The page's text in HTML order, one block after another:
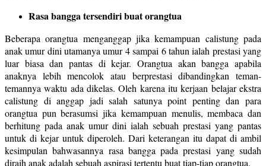
Rasa bangga tersendiri buat orangtua
Beberapa orangtua menganggap jika kemampuan calistung pada
anak umur dini utamanya umur 4 sampai 6 tahun ialah prestasi yang
luar biasa dan pantas di kejar. Orangtua akan bangga apabila
anaknya lebih mencolok atau berprestasi dibandingkan teman-
temannya waktu ada dikelas. Oleh karena itu kerjaan belajar ekstra
calistung di anggap jadi salah satunya point penting dan para
orangtua pun berasumsi jika kemampuan menulis, membaca dan
berhitung pada anak umur dini ialah sebuah prestasi yang pantas
untuk di kejar untuk diperoleh. Dari keterangan itu dapat di ambil
kesimpulan bahwasannya rasa bangga pada prestasi yang sudah
diraih anak adalah sebuah aspirasi tertentu buat tiap-tiap orangtua.